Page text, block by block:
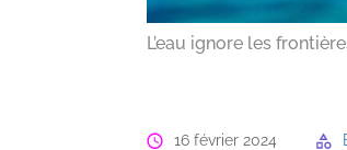
L’eau ignore les
16 février 2024